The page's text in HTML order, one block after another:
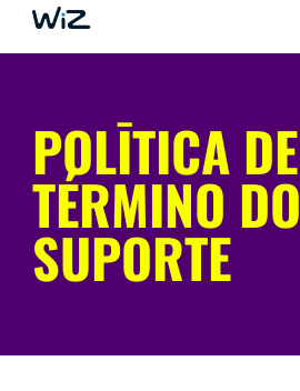
POLĪTICA DE
TÉRMINO DO
SUPORTE